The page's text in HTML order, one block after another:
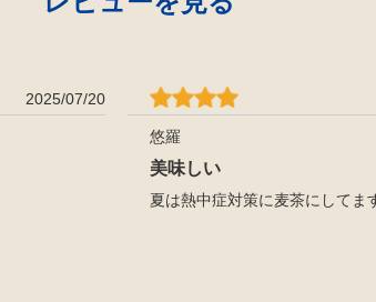
2025/07/20
悠羅
美味しい
夏は熱中症対策に麦茶にしてま